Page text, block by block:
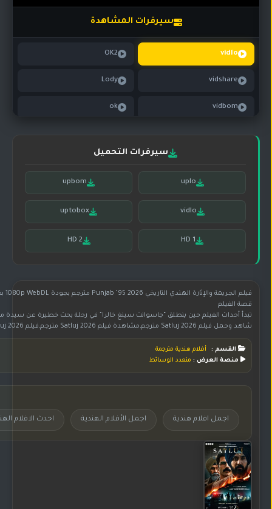
تركي
مترجم
تركي
كورية
سيرفرات المشاهدة
vidlo
OK2
vidshare
Lody
vidbom
ok
سيرفرات التحميل
uplo
upbom
vidlo
uptobox
HD 1
HD 2
فيلم الجريمة والإثارة الهندي التاريخي Punjab ’95 2026 مترجم بجودة 1080p WebDL بطولة ديلجيت دوسانجي وأرجون رامبال
قصة الفيلم
تبدأ أحداث الفيلم حين ينطلق “جاسوانت سينغ خالرا” في رحلة بحث خطيرة عن سيدة مفقودة، ليكتشف من خلال السجلات والملفات البيروقراطية مؤامرة دولة كبرى، تتمثل في
شاهد وحمل فيلم Satluj 2026 مترجم,مشاهدة فيلم Satluj 2026 مترجم,فيلم Satluj 2026 مترجم اون لاين,تحميل الفيلم الهندي Satluj مترجم,الفيلم الهندي Satluj 2026 مترجم,فيلم هندي Satluj 2026 مترجم,مشاهدة الفيلم الهندي Satluj مترجم,فيلم Satluj مترجم على موقع جوري,فيلم Satluj مترجم,اجمل الأفلام الهندية,اجمل افلام هندية,افلام هندية 2026,احدث الافلام الهندية
القسم :
أفلام هندية مترجمة
منصة العرض : متعدد الوسائط
اجمل افلام هندية اجمل الأفلام الهندية احدث الافلام